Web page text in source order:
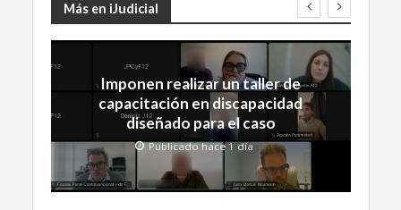
Más en iJudicial
Imponen realizar un taller de
capacitación en discapacidad
diseñado para el caso
Publicado hace 1 día